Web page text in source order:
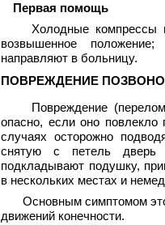
Первая помощь
Холодные компрессы
возвышенное положение;
направляют в больницу.
ПОВРЕЖДЕНИЕ
Повреждение
опасно, если оно повлекло
случаях осторожно
снятую с петель
подкладывают подушку,
в нескольких местах и
Основным симптомом
движений конечности.